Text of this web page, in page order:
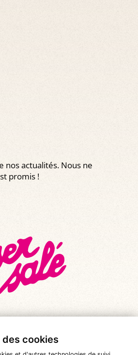
cookies
nos actualités. Nous ne
promis !
2026 |
Le Baiser Salé